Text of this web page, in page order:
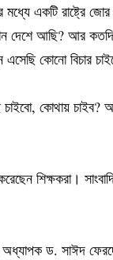
একটি রাষ্ট্রে
আছি? আর
এসেছি কোনো বিচার
চাইবো, কোথায় চাইব?
শিক্ষকরা।
অধ্যাপক ড. সাঈদ